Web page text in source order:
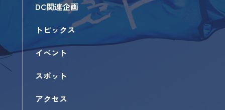
DC関連企画
トピックス
イベント
スポット
アクセス